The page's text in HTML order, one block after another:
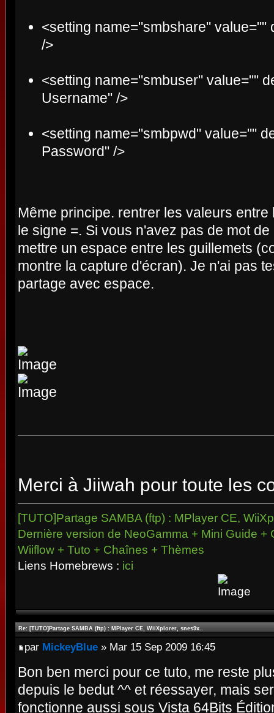
<setting name="smbshare" value=""
/>
<setting name="smbuser" value=""
Username" />
<setting name="smbpwd" value=""
Password" />
Même principe. rentrer les valeurs
le signe =. Si vous n'avez pas de mot
mettre un espace entre les guillemets
montre la capture d'écran). Je n'ai pas
partage avec espace.
Merci à Jiiwah pour toute les
[TUTO]Partage SAMBA (ftp) : MPlayer CE,
Dernière version de NeoGamma + Mini Guide +
Wiiflow + Tuto + Chaînes + Thèmes
Liens Homebrews : ici
Re: [TUTO]Partage SAMBA (ftp) : MPlayer CE, WiiXplorer, snes9x..
par MickeyBlue » Mar 15 Sep 2009 16:45
Bon ben merci pour ce tuto, me reste
depuis le bedut ^^ et réessayer, mais
fonctionne aussi sous Vista 64Bits